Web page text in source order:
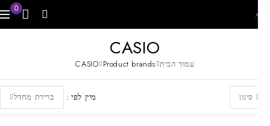
0
CASIO
עמוד הבית Product brands
CASIO
סינון מיין לפי ברירת מחדל